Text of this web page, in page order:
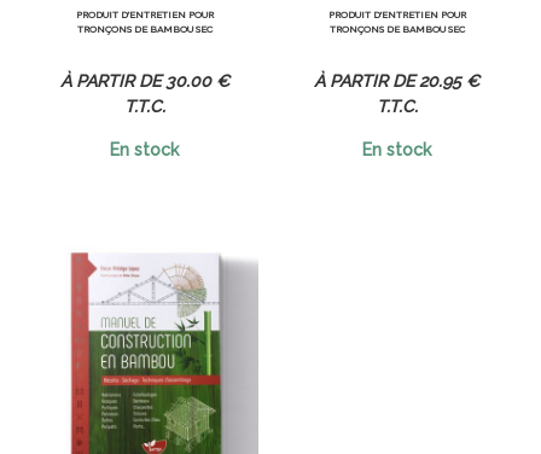
PRODUIT D'ENTRETIEN POUR
TRONÇONS DE BAMBOU SEC
30.00 €
T.T.C.
En stock
PRODUIT D'ENTRETIEN POUR
TRONÇONS DE BAMBOU SEC
20.95 €
T.T.C.
En stock